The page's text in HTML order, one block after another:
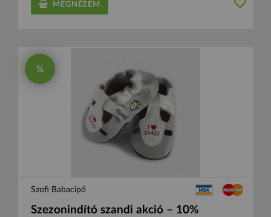
MEGNÉZEM
%
Szofi Babacipő
Szezonindító szandi akció – 10%